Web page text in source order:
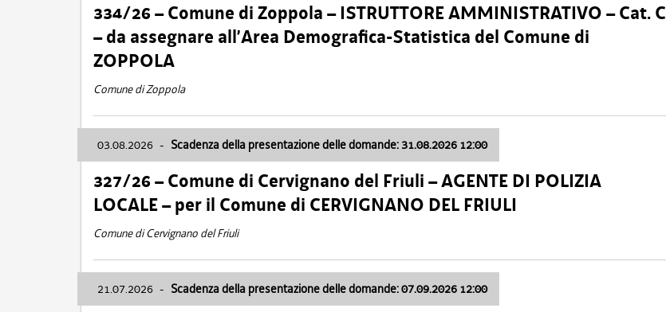
334/26 – Comune di Zoppola – ISTRUTTORE AMMINISTRATIVO – Cat. C
– da assegnare all’Area Demografica-Statistica del Comune di
ZOPPOLA
Comune di Zoppola
03.08.2026 - Scadenza della presentazione delle domande: 31.08.2026 12:00
327/26 – Comune di Cervignano del Friuli – AGENTE DI POLIZIA
LOCALE – per il Comune di CERVIGNANO DEL FRIULI
Comune di Cervignano del Friuli
21.07.2026 - Scadenza della presentazione delle domande: 07.09.2026 12:00